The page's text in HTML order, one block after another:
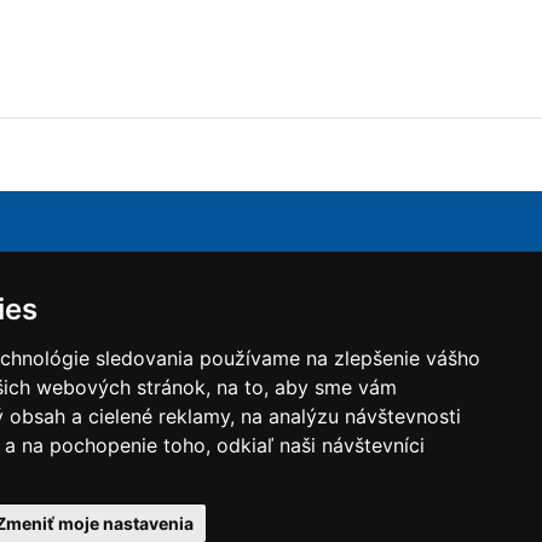
sledovania používame na zlepšenie vášho
webových stránok, na to, aby sme vám
a cielené reklamy, na analýzu návštevnosti
na pochopenie toho, odkiaľ naši návštevníci
moje nastavenia
zariadení pre Slovenský trh. Hlavným produktom sú
jednotky, ktoré zabezpečujú vetranie s
spätným získavaním tepla s vysokou účinnosťou
a rotačných rekuperátorov. Jednotkami Komfovent
komfortné a zdravé vnútorné prostredie v bytových
a nebytových (administratívnych a